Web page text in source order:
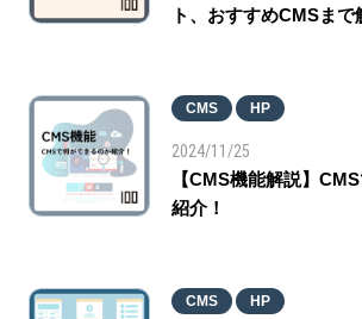
ト、おすすめCMSまで
CMS HP
2024/11/25
【CMS機能解説】
紹介！
CMS HP